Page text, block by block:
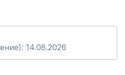
14.08.2026